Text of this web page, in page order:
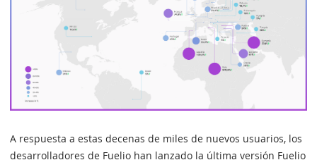
A respuesta a estas decenas de miles de nuevos usuarios, los
desarrolladores de Fuelio han lanzado la última versión Fuelio